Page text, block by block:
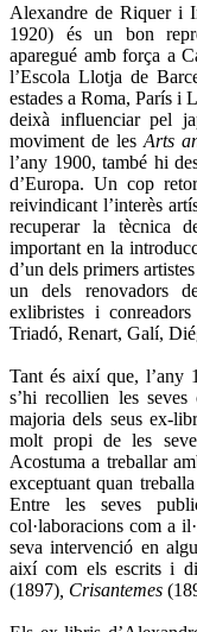
Alexandre de Riquer i
1920) és un bon
aparegué amb força a
l’Escola Llotja de
estades a Roma, París i
deixà influenciar pel
moviment de les Arts
l’any 1900, també hi
d’Europa. Un cop
reivindicant l’interès
recuperar la tècnica
important en la
d’un dels primers
un dels renovadors
exlibristes i
Triadó, Renart, Galí,
Tant és així que, l’any
s’hi recollien les
majoria dels seus ex-
molt propi de les
Acostuma a treballar
exceptuant quan
Entre les seves
col·laboracions com a
seva intervenció en
així com els escrits i
(1897) , Crisantemes